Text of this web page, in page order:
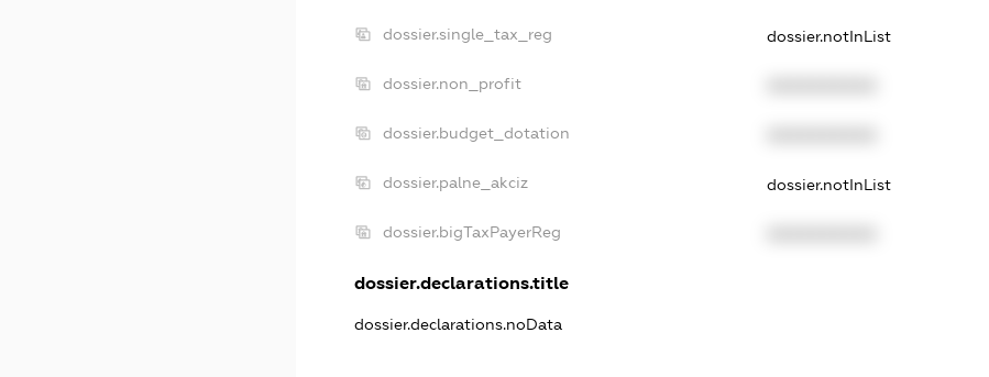
dossier.single_tax_reg dossier.notInList
dossier.non_profit
dossier.budget_dotation
dossier.palne_akciz dossier.notInList
dossier.bigTaxPayerReg
dossier.declarations.title
dossier.declarations.noData